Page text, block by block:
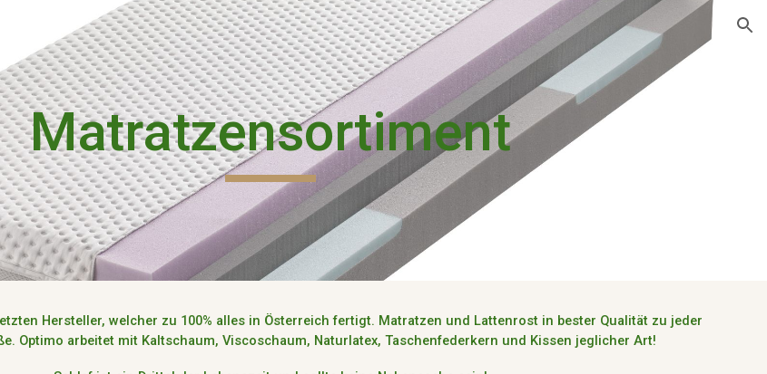
content Skip to navigation
Matratzensortiment
Hersteller, welcher zu 100% alles in Österreich fertigt. Matratzen und Lattenrostin bester Qualitätzu jeder
Optimo arbeitet mit Kaltschaum, Viscoschaum, Naturlatex, Taschenfederkern und Kissen jeglicher Art!